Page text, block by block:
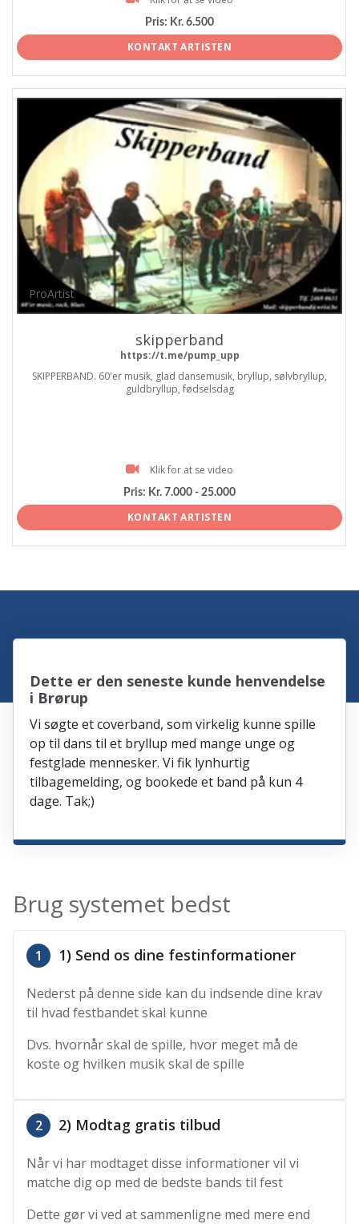
Pris: Kr. 6.500
KONTAKT ARTISTEN
ProArtist
skipperband
https://t.me/pump_upp
SKIPPERBAND. 60'er musik, glad dansemusik, bryllup, sølvbryllup,
guldbryllup, fødselsdag
Klik for at se video
Pris: Kr. 7.000 - 25.000
KONTAKT ARTISTEN
Dette er den seneste kunde henvendelse
i Brørup
Vi søgte et coverband, som virkelig kunne spille
op til dans til et bryllup med mange unge og
festglade mennesker. Vi fik lynhurtig
tilbagemelding, og bookede et band på kun 4
dage. Tak;)
Brug systemet bedst
1 1) Send os dine festinformationer
Nederst på denne side kan du indsende dine krav
til hvad festbandet skal kunne
Dvs. hvornår skal de spille, hvor meget må de
koste og hvilken musik skal de spille
2 2) Modtag gratis tilbud
Når vi har modtaget disse informationer vil vi
matche dig op med de bedste bands til fest
Dette gør vi ved at sammenligne med mere end